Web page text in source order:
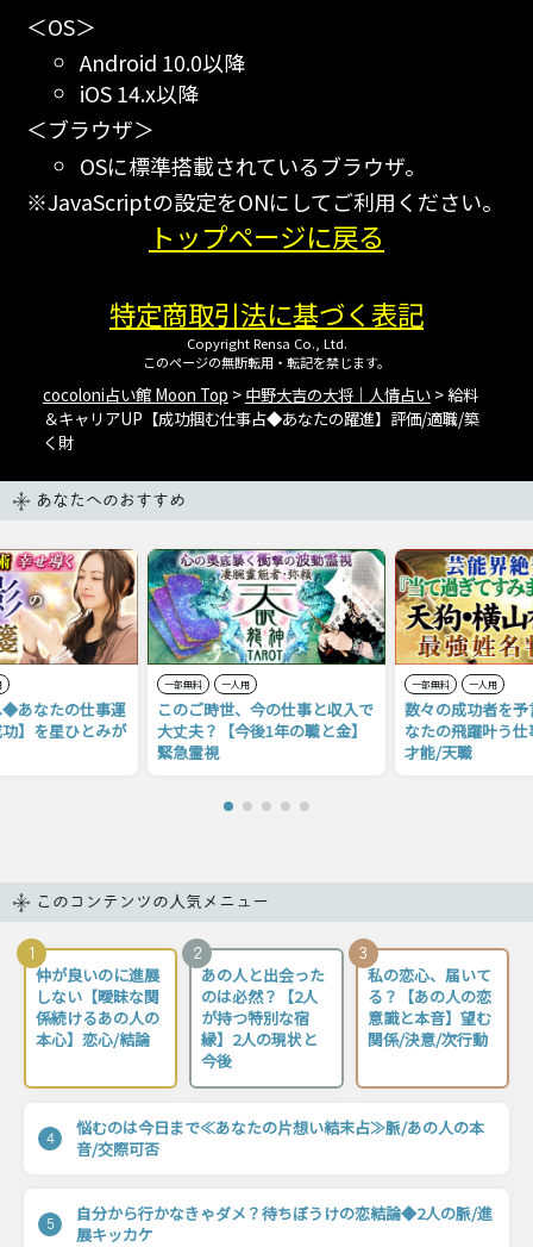
＜OS＞
Android 10.0以降
iOS 14.x以降
＜ブラウザ＞
OSに標準搭載されているブラウザ。
※JavaScriptの設定をONにしてご利用ください。
トップページに戻る
特定商取引法に基づく表記
Copyright Rensa Co., Ltd.
このページの無断転用・転記を禁じます。
cocoloni占い館 Moon Top > 中野大吉の大将｜人情占い> 給料
＆キャリアUP【成功掴む仕事占◆あなたの躍進】評価/適職/築
く財
あなたへのおすすめ
あなたの仕事運
】を星ひとみが
一部無料 一人用
このご時世、今の仕事と収入で
大丈夫？【今後1年の職と金】
緊急霊視
一部無料 一人用
数々の成功者を
なたの飛躍叶う
才能/天職
このコンテンツの人気メニュー
1
仲が良いのに進展
しない【曖昧な関
係続けるあの人の
本心】恋心/結論
2
あの人と出会った
のは必然？【2人
が持つ特別な宿
縁】2人の現状と
今後
3
私の恋心、届いて
る？【あの人の恋
意識と本音】望む
関係/決意/次行動
4
悩むのは今日まで≪あなたの片想い結末占≫脈/あの人の本
音/交際可否
5
自分から行かなきゃダメ？待ちぼうけの恋結論◆2人の脈/進
展キッカケ